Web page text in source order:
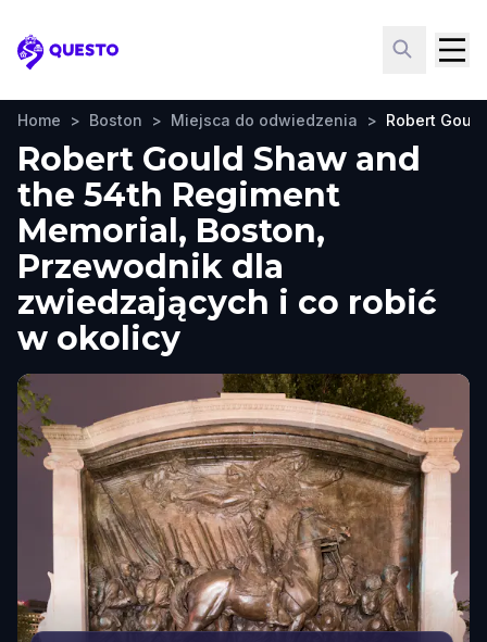
Questo
Home > Boston > Miejsca do odwiedzenia > Robert
Robert Gould Shaw and
the 54th Regiment
Memorial, Boston,
Przewodnik dla
zwiedzających i co robić
w okolicy